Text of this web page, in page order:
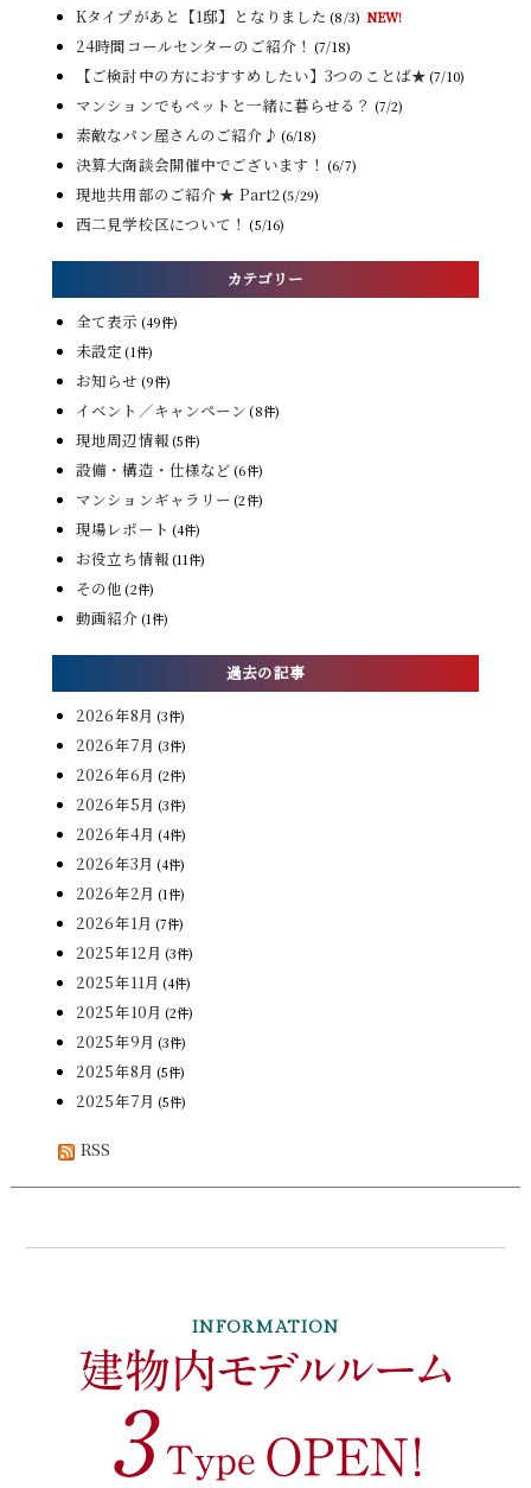
Kタイプがあと【1邸】となりました (8/3) NEW!
24時間コールセンターのご紹介！ (7/18)
【ご検討中の方におすすめしたい】3つのことば★ (7/10)
マンションでもペットと一緒に暮らせる？ (7/2)
素敵なパン屋さんのご紹介♪ (6/18)
決算大商談会開催中でございます！ (6/7)
現地共用部のご紹介 ★ Part2(5/29)
西二見学校区について！ (5/16)
カテゴリー
全て表示 (49件)
未設定 (1件)
お知らせ (9件)
イベント／キャンペーン (8件)
現地周辺情報 (5件)
設備・構造・仕様など (6件)
マンションギャラリー (2件)
現場レポート (4件)
お役立ち情報 (11件)
その他 (2件)
動画紹介 (1件)
過去の記事
2026年8月 (3件)
2026年7月 (3件)
2026年6月 (2件)
2026年5月 (3件)
2026年4月 (4件)
2026年3月 (4件)
2026年2月 (1件)
2026年1月 (7件)
2025年12月 (3件)
2025年11月 (4件)
2025年10月 (2件)
2025年9月 (3件)
2025年8月 (5件)
2025年7月 (5件)
RSS
INFORMATION